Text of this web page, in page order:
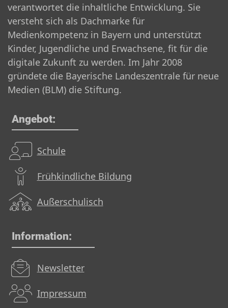
verantwortet die inhaltliche Entwicklung. Sie
versteht sich als Dachmarke für
Medienkompetenz in Bayern und unterstützt
Kinder, Jugendliche und Erwachsene, fit für die
digitale Zukunft zu werden. Im Jahr 2008
gründete die Bayerische Landeszentrale für neue
Medien (BLM) die Stiftung.
Angebot:
Schule
Frühkindliche Bildung
Außerschulisch
Information:
Newsletter
Impressum